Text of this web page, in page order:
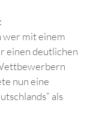
wer mit einem
einen deutlichen
nun eine
als